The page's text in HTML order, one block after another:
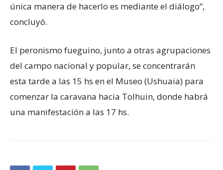
única manera de hacerlo es mediante el diálogo”,
concluyó.
El peronismo fueguino, junto a otras agrupaciones
del campo nacional y popular, se concentrarán
esta tarde a las 15 hs en el Museo (Ushuaia) para
comenzar la caravana hacia Tolhuin, donde habrá
una manifestación a las 17 hs.